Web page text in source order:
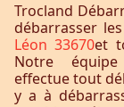
Trocland
débarrasser
Léon 33670et
Notre
effectue tout
y a à